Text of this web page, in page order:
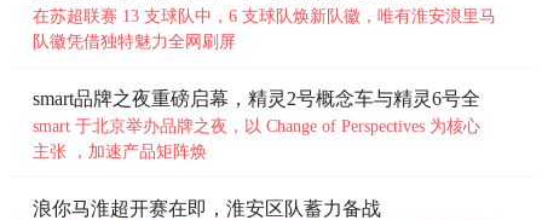
会形式，别出心裁地邀请了国际钢琴大师
李云迪、当代艺术家张鼎以及职业赛车手
Galaxy Z Fold2 5G不同层面
在苏超联赛 13 支球队中，6 支球队焕新队徽，唯有淮安浪里马
队徽凭借独特魅力全网刷屏
smart品牌之夜重磅启幕，精灵2号概念车与精灵6号全
球
smart 于北京举办品牌之夜，以 Change of Perspectives 为核心
主张 ，加速产品矩阵焕
浪你马淮超开赛在即，淮安区队蓄力备战